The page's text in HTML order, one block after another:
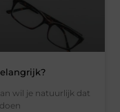
wil je natuurlijk dat